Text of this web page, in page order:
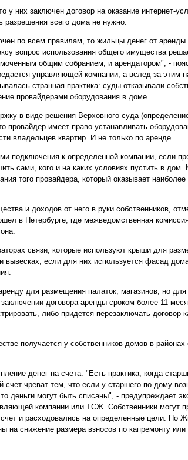
них заключен договор на оказание интернет-
разрешения всего дома не нужно.
по всем правилам, то жильцы денег от аренды
вопрос использования общего имущества
общим собранием, и арендатором", -
управляющей компании, а вслед за этим
странная практика: суды отказывали
провайдерами оборудования в доме.
в виде решения Верховного суда
провайдер имеет право устанавливать
владельцев квартир. И не только по аренде.
подключения к определенной компании, если
сами, кого и на каких условиях пустить в дом.
того провайдера, который оказывает
и доходов от него в руки собственников,
в Петербурге, где межведомственная
связи, которые используют крыши для
вывесках, если для них используется фасад
для размещения палаток, магазинов, но для
договора аренды сроком более 11
либо придется перезаключать договор
получается у собственников домов в
денег на счета. "Есть практика, когда
счет чреват тем, что если у старшего по дому
деньги могут быть списаны", - предупреждает
компании или ТСЖ. Собственники могут
и расходовались на определенные цели. По
на снижение размера взносов по капремонту